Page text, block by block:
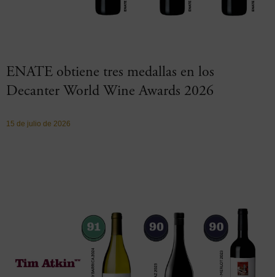
ENATE obtiene tres medallas en los
Decanter World Wine Awards 2026
15 de julio de 2026